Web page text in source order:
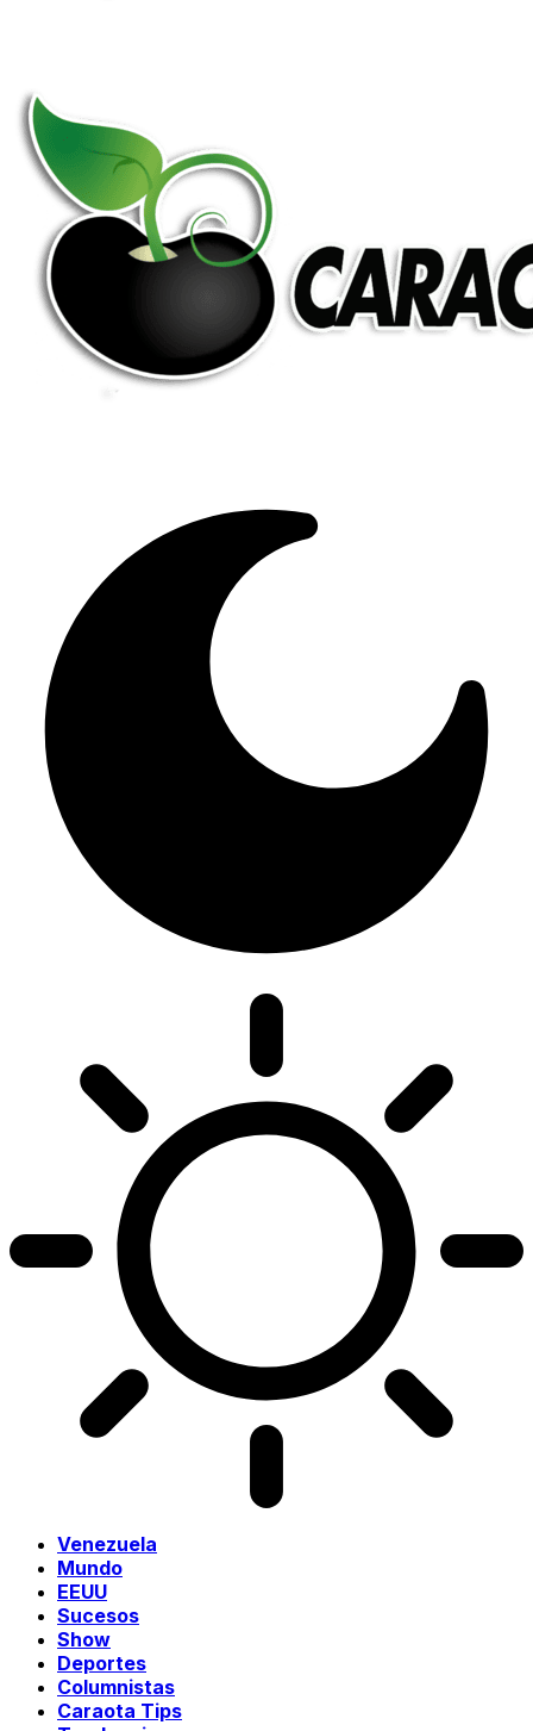
Venezuela
Mundo
EEUU
Sucesos
Show
Deportes
Columnistas
Caraota Tips